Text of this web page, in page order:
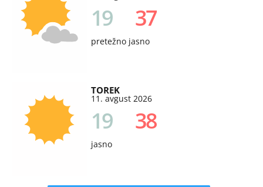
19 37
pretežno jasno
TOREK
11. avgust 2026
19 38
jasno